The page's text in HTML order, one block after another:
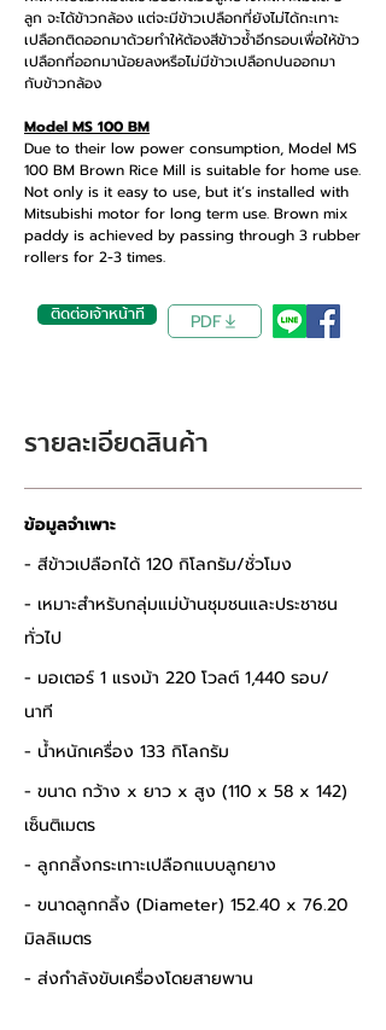
ลูก จะได้ข้าวกล้อง แต่จะมีข้าวเปลือกที่ยังไม่ได้กะเทาะ
เปลือกติดออกมาด้วยทำให้ต้องสีข้าวซ้ำอีกรอบเพื่อให้ข้าว
เปลือกที่ออกมาน้อยลงหรือไม่มีข้าวเปลือกปนออกมา
กับข้าวกล้อง
Model MS 100 BM
Due to their low power consumption, Model MS
100 BM Brown Rice Mill is suitable for home use.
Not only is it easy to use, but it’s installed with
Mitsubishi motor for long term use. Brown mix
paddy is achieved by passing through 3 rubber
rollers for 2-3 times.
ติดต่อเจ้าหน้าที่ PDF
รายละเอียดสินค้า
ข้อมูลจำเพาะ
- สีข้าวเปลือกได้ 120 กิโลกรัม/ชั่วโมง
- เหมาะสำหรับกลุ่มแม่บ้านชุมชนและประชาชน
ทั่วไป
- มอเตอร์ 1 แรงม้า 220 โวลต์ 1,440 รอบ/
นาที
- น้ำหนักเครื่อง 133 กิโลกรัม
- ขนาด กว้าง x ยาว x สูง (110 x 58 x 142)
เซ็นติเมตร
- ลูกกลิ้งกระเทาะเปลือกแบบลูกยาง
- ขนาดลูกกลิ้ง (Diameter) 152.40 x 76.20
มิลลิเมตร
- ส่งกำลังขับเครื่องโดยสายพาน